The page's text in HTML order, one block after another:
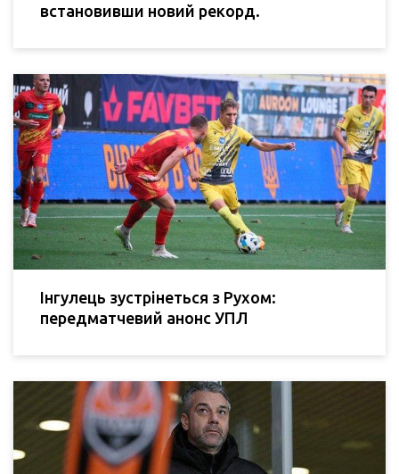
встановивши новий рекорд.
Інгулець зустрінеться з Рухом:
передматчевий анонс УПЛ